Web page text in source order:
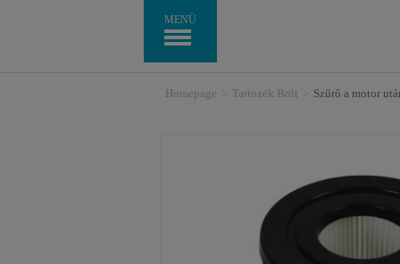
MENÜ
Homepage Tartozék Bolt Szűrő a motor